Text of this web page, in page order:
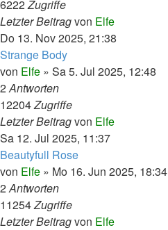
6222Zugriffe
Letzter Beitragvon Elfe
Do 13. Nov 2025, 21:38
Strange Body
von Elfe » Sa 5. Jul 2025, 12:48
2Antworten
12204Zugriffe
Letzter Beitragvon Elfe
Sa 12. Jul 2025, 11:37
Beautyfull Rose
von Elfe » Mo 16. Jun 2025, 18:34
2Antworten
11254Zugriffe
Letzter Beitragvon Elfe